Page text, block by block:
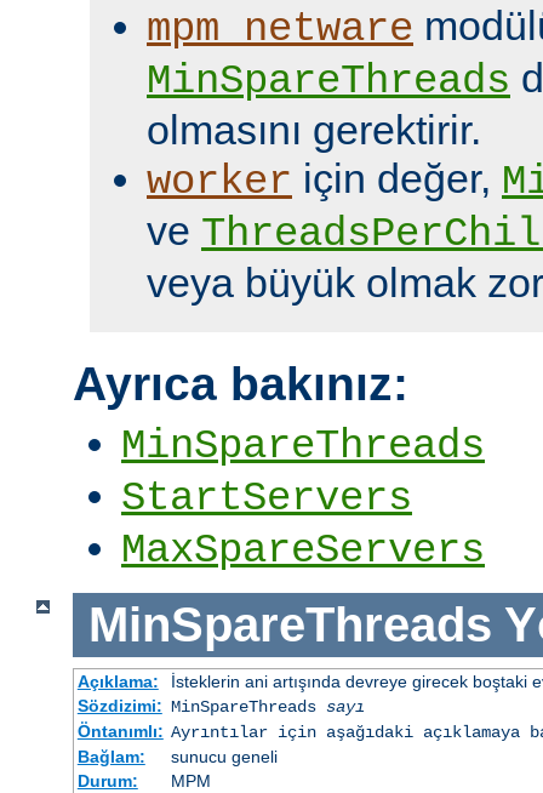
mpm_netware
MinSpareThreads
olmasını gerektirir.
worker için değer,
ve
veya büyük olmak
Ayrıca bakınız:
MinSpareThreads
StartServers
MaxSpareServers
MinSpareThreads
Açıklama:
İsteklerin ani artışında devreye girecek boştaki
Sözdizimi: MinSpareThreads sayı
Öntanımlı: Ayrıntılar için aşağıdaki açıklamaya
Bağlam:
sunucu geneli
Durum:
MPM